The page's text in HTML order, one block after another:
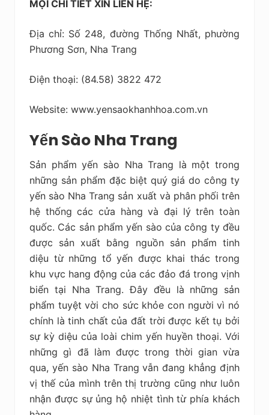
MỌI CHI TIẾT XIN LIÊN HỆ:
Địa chỉ: Số 248, đường Thống Nhất, phường
Phương Sơn, Nha Trang
Điện thoại: (84.58) 3822 472
Website: www.yensaokhanhhoa.com.vn
Yến Sào Nha Trang
Sản phẩm yến sào Nha Trang là một trong
những sản phẩm đặc biệt quý giá do công ty
yến sào Nha Trang sản xuất và phân phối trên
hệ thống các cửa hàng và đại lý trên toàn
quốc. Các sản phẩm yến sào của công ty đều
được sản xuất bằng nguồn sản phẩm tinh
diệu từ những tổ yến được khai thác trong
khu vực hang động của các đảo đá trong vịnh
biển tại Nha Trang. Đây đều là những sản
phẩm tuyệt vời cho sức khỏe con người vì nó
chính là tinh chất của đất trời được kết tụ bởi
sự kỳ diệu của loài chim yến huyền thoại. Với
những gì đã làm được trong thời gian vừa
qua, yến sào Nha Trang vẫn đang khẳng định
vị thế của mình trên thị trường cũng như luôn
nhận được sự ủng hộ nhiệt tình từ phía khách